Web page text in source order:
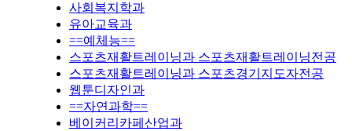
사회복지학과
유아교육과
==예체능==
스포츠재활트레이닝과 스포츠재활트레이닝전공
스포츠재활트레이닝과 스포츠경기지도자전공
웹툰디자인과
==자연과학==
베이커리카페산업과